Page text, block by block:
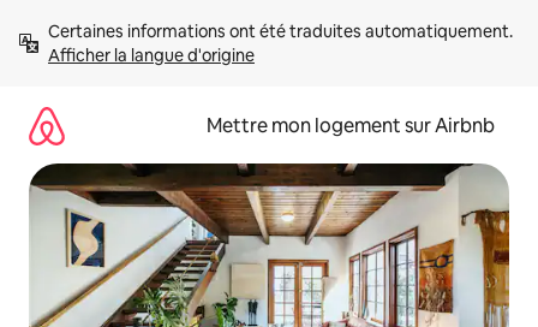
directement
Afficher la langue d'origine
Mettre mon logement sur Airbnb